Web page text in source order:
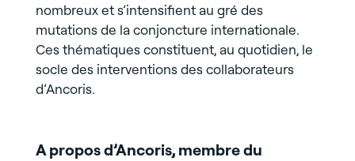
nombreux et s’intensifient au gré des
mutations de la conjoncture internationale.
Ces thématiques constituent, au quotidien, le
socle des interventions des collaborateurs
d’Ancoris.
A propos d’Ancoris, membre du